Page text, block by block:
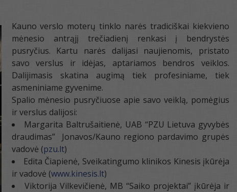
Kauno verslo moterų tinklo narės tradiciškai kiekvieno
mėnesio antrąjį trečiadienį renkasi į bendrystės
pusryčius. Kartu narės dalijasi naujienomis, pristato
savo verslus ir idėjas, aptariamos bendros veiklos.
Dalijimasis skatina augimą tiek profesiniame, tiek
asmeniniame gyvenime.
Spalio mėnesio pusryčiuose apie savo veiklą, pomėgius
ir verslus dalijosi:
Margarita Baltrušaitienė, UAB “PZU Lietuva gyvybės
draudimas” Jonavos/Kauno regiono pardavimo grupės
vadovė (pzu.lt)
Edita Čiapienė, Sveikatingumo klinikos Kinesis įkūrėja
ir vadovė (www.kinesis.lt)
Viktorija Vilkevičienė, MB “Saiko projektai” įkūrėja ir